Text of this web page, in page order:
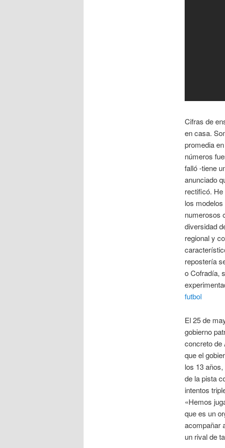
Cifras de
en casa.
promedia
números
falló -tiene
anunciado
rectificó.
los
numerosos
diversidad
regional y
repostería
o Cofradía,
futbol
El 25 de
gobierno
concreto de
que el
los 13
de la pista
intentos
«Hemos
que es un
acompañar
un rival de